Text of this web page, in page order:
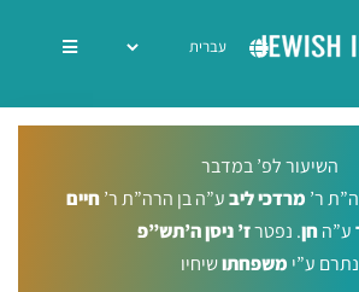
השיעור לפ’ במדבר
ר’ מרדכי ליבע”ה בן הרה”ת ר’חיים
ע”החן. נפטרז’ ניסן ה’תש”פ
נתרם ע”י משפחתושיחיו